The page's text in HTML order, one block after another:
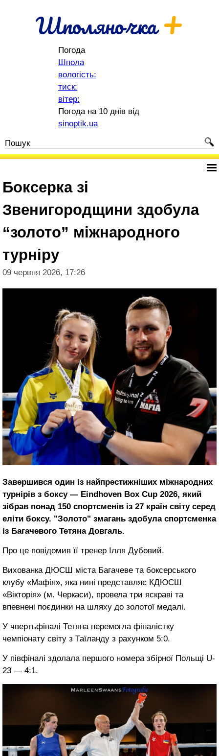
Шполяночка+
Погода
Шпола
вологість:
тиск:
вітер:
Погода на 10 днів від
sinoptik.ua
Боксерка зі
Звенигородщини здобула
“золото” міжнародного
турніру
09 червня 2026, 17:26
Завершився один із найпрестижніших міжнародних
турнірів з боксу — Eindhoven Box Cup 2026, який
зібрав понад 150 спортсменів із 27 країн світу серед
еліти боксу. "Золото" змагань здобула спортсменка
із Багачевого Тетяна Довгаль.
Про це повідомив її тренер Ілля Дубовий.
Вихованка ДЮСШ міста Багачеве та боксерського
клубу «Мафія», яка нині представляє КДЮСШ
«Вікторія» (м. Черкаси), провела три яскраві та
впевнені поєдинки на шляху до золотої медалі.
У чвертьфіналі Тетяна перемогла фіналістку
чемпіонату світу з Таїланду з рахунком 5:0.
У півфіналі здолала першого номера збірної Польщі U-
23 — 4:1.